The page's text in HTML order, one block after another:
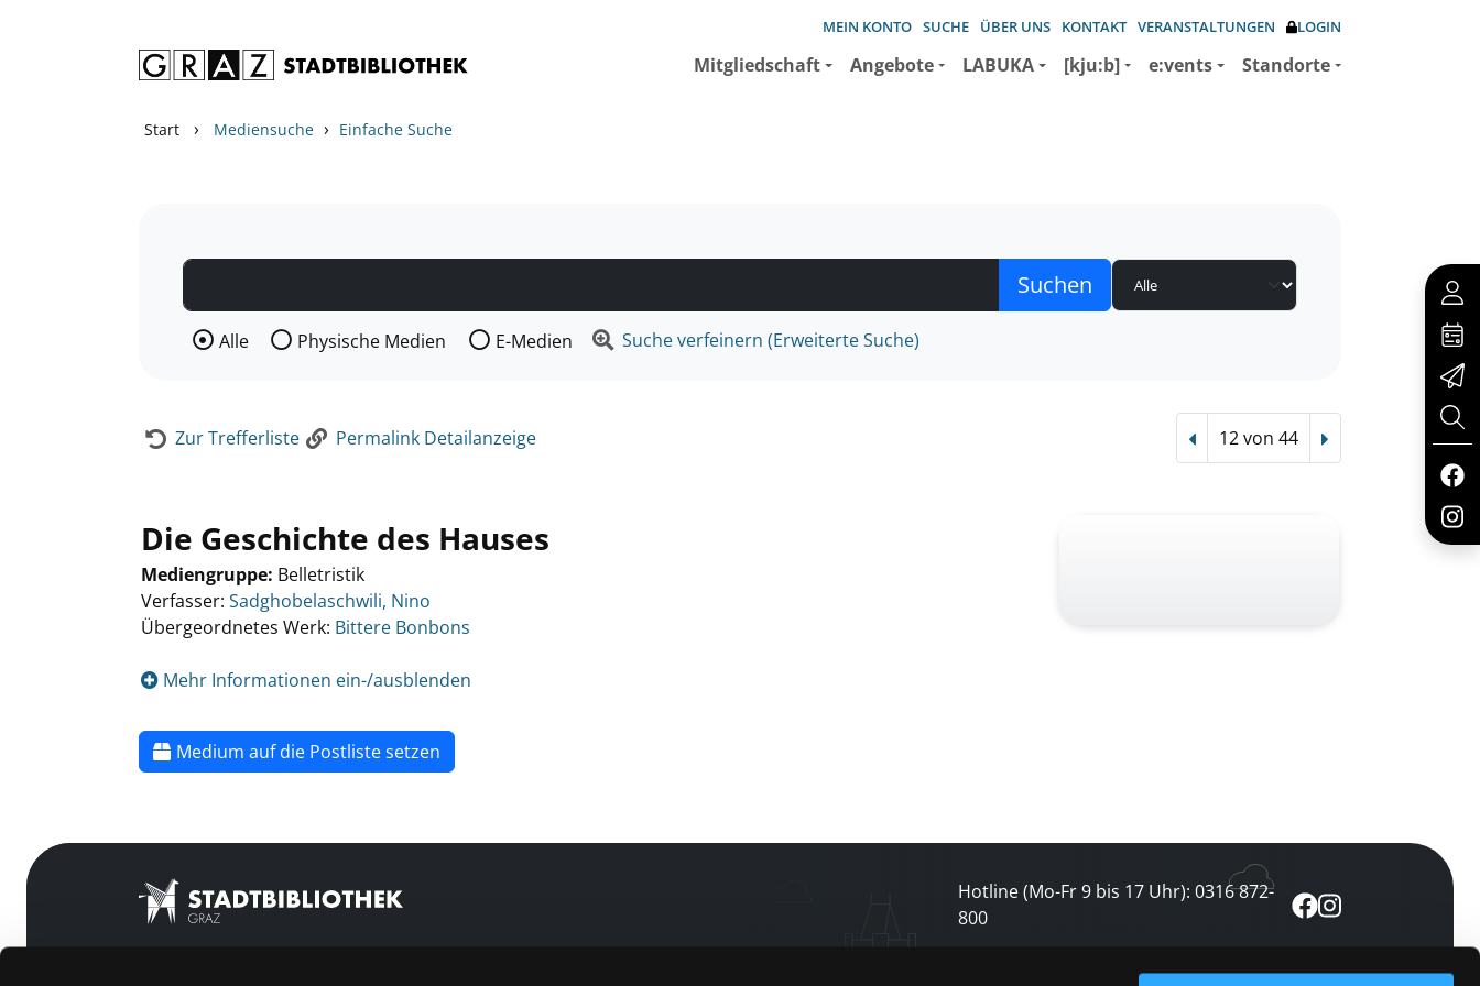
MEIN KONTO SUCHE ÜBER UNS KONTAKT VERANSTALTUNGEN LOGIN
Mitgliedschaft Angebote LABUKA [kju:b] e:vents Standorte
Start › Mediensuche › Einfache Suche
Wählen Sie die Medienart nach der Sie suchen wollen.
Alle Physische Medien E-Medien Suche verfeinern (Erweiterte Suche)
Zur Trefferliste Permalink Detailanzeige Vorheriger Treffer
12 von 44 Nächster Treffer
Die Geschichte des Hauses
Mediengruppe: Belletristik
Verfasser: Sadghobelaschwili, Nino
Übergeordnetes Werk: Bittere Bonbons
Mehr Informationen ein-/ausblenden
Medium auf die Postliste setzen
Hotline (Mo-Fr 9 bis 17 Uhr): 0316 872-
800